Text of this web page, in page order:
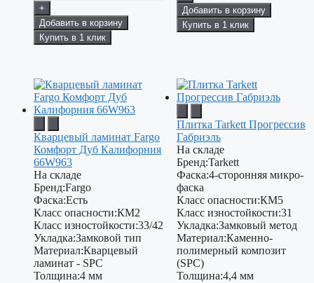
+
Добавить в корзину
Купить в 1 клик
Добавить в корзину
Купить в 1 клик
Кварцевый ламинат Fargo
Комфорт Дуб Калифорния
66W963
На складе
Бренд:Fargo
Фаска:Есть
Класс опасности:КМ2
Класс изностойкости:33/42
Укладка:Замковой тип
Материал:Кварцевый
ламинат - SPC
Толщина:4 мм
Плитка Tarkett Прогрессив
Габриэль
На складе
Бренд:Tarkett
Фаска:4-сторонняя микро-
фаска
Класс опасности:КМ5
Класс изностойкости:31
Укладка:Замковый метод
Материал:Каменно-
полимерный композит
(SPC)
Толщина:4,4 мм